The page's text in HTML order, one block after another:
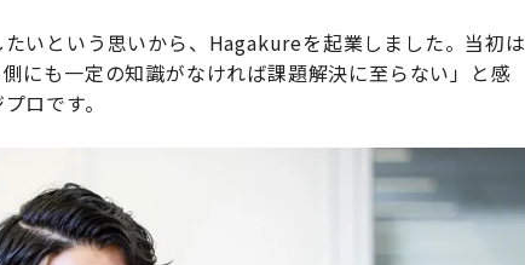
いという思いから、Hagakureを起業しました。当初は
にも一定の知識がなければ課題解決に至らない」と感
ロです。